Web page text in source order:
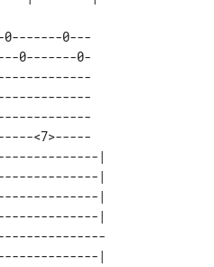
0---
0-------0-
<7>-----
|
|
|
|